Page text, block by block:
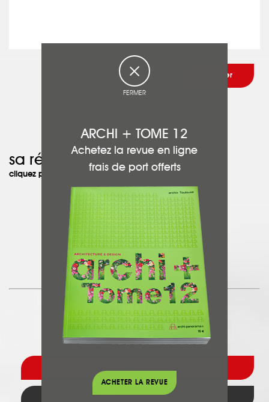
sa réalisation :
cliquez pour la découvrir
Contactez
FERMER
ARCHI + TOME 12
Achetez la revue en ligne
frais de port offerts
ACHETER LA REVUE